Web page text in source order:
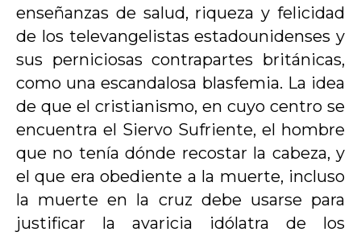
enseñanzas de salud, riqueza y felicidad
de los televangelistas estadounidenses y
sus perniciosas contrapartes británicas,
como una escandalosa blasfemia. La idea
de que el cristianismo, en cuyo centro se
encuentra el Siervo Sufriente, el hombre
que no tenía dónde recostar la cabeza, y
el que era obediente a la muerte, incluso
la muerte en la cruz debe usarse para
justificar la avaricia idólatra de los